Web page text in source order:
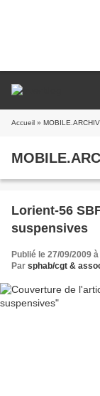
Accueil »
Lorient-56
suspensives
Publié le 27/09/2009
Par sphab/cgt &